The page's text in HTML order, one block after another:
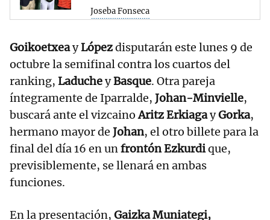
Joseba Fonseca
GoikoetxeayLópezdisputarán este lunes 9 de
octubre la semifinal contra los cuartos del
ranking, LaducheyBasque. Otra pareja
íntegramente de Iparralde, Johan-Minvielle,
buscará ante el vizcainoAritz ErkiagayGorka,
hermano mayor de Johan, el otro billete para la
final del día 16 en unfrontón Ezkurdique,
previsiblemente, se llenará en ambas
funciones.
En la presentación, Gaizka Muniategi,